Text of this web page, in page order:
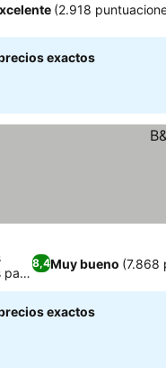
(2.918
exactos
8,4Muy bueno (7.868
para
exactos